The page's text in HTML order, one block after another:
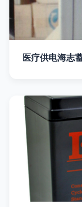
医疗供电海志